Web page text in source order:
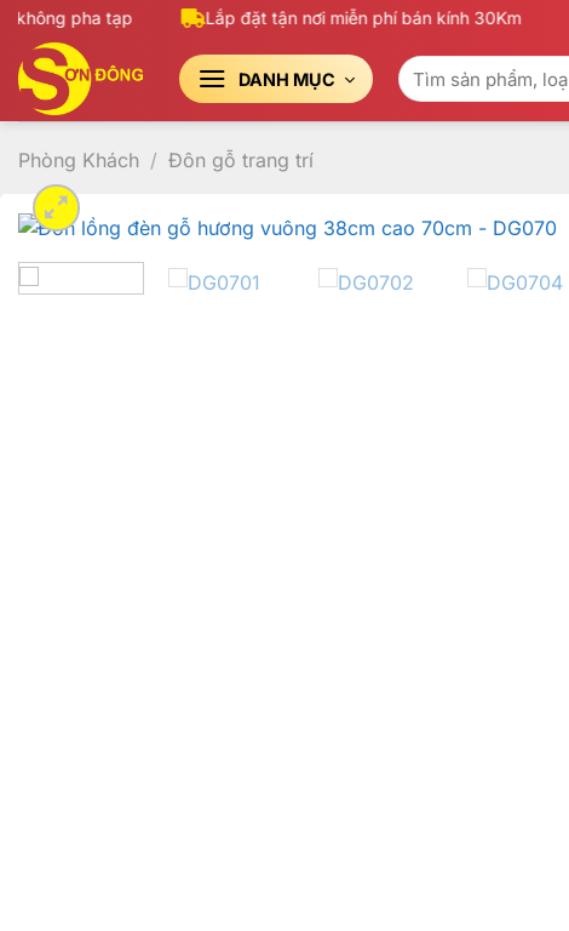
Bỏ
nội
dung
pha tạp Lắp đặt tận nơi miễn phí bán kính 30Km
DANH MỤC
Tìm
kiếm:
Phòng Khách / Đôn gỗ trang trí